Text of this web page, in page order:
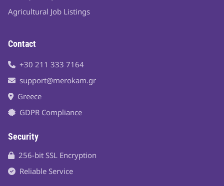
Agricultural Job Listings
Contact
+30 211 333 7164
support@merokam.gr
Greece
GDPR Compliance
Security
256-bit SSL Encryption
Reliable Service